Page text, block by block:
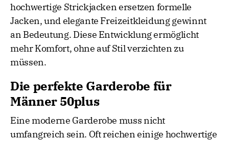
hochwertige Strickjacken ersetzen formelle
Jacken, und elegante Freizeitkleidung gewinnt
an Bedeutung. Diese Entwicklung ermöglicht
mehr Komfort, ohne auf Stil verzichten zu
müssen.
Die perfekte Garderobe für
Männer 50plus
Eine moderne Garderobe muss nicht
umfangreich sein. Oft reichen einige hochwertige